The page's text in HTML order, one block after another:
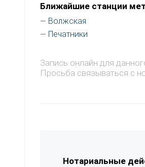
Ближайшие станции
— Волжская
— Печатники
Запись онлайн для
Просьба связываться с
Нотариальные